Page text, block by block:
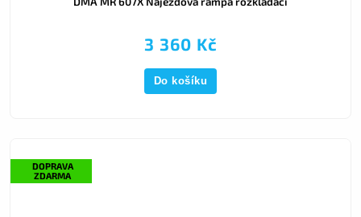
3 360 Kč
Do košíku
DOPRAVA
ZDARMA